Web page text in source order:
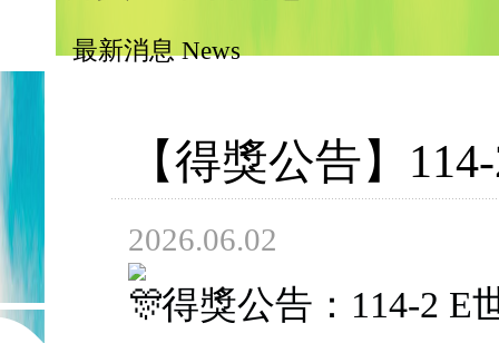
最新消息 News
【得獎公告】
2026.06.02
得獎公告：114-2 E